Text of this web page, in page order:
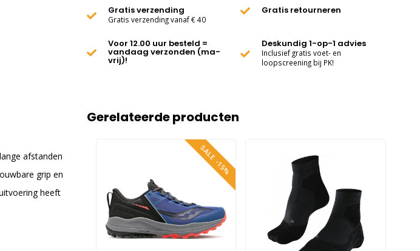
Gratis verzending
Gratis verzending vanaf € 40
Gratis retourneren
Voor 12.00 uur besteld =
vandaag verzonden (ma-
vrij)!
Deskundig 1-op-1 advies
Inclusief gratis voet- en
loopscreening bij PK!
afstanden
grip en
heeft
Gerelateerde producten
SALE -15%